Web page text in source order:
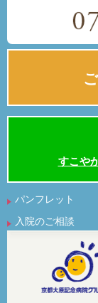
すこや
パンフレット
入院のご相談